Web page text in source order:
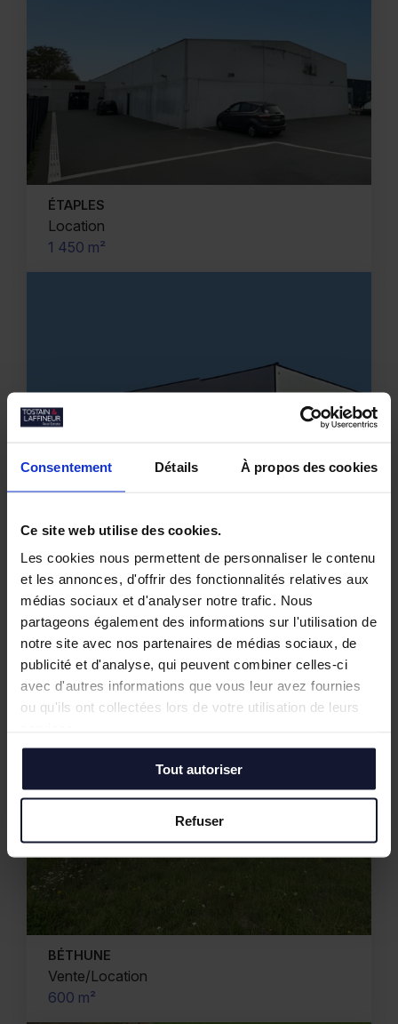
Consentement Détails À propos des cookies
Ce site web utilise des cookies.
Les cookies nous permettent de personnaliser le contenu
et les annonces, d'offrir des fonctionnalités relatives aux
médias sociaux et d'analyser notre trafic. Nous
partageons également des informations sur l'utilisation de
notre site avec nos partenaires de médias sociaux, de
publicité et d'analyse, qui peuvent combiner celles-ci
avec d'autres informations que vous leur avez fournies
ou qu'ils ont collectées lors de votre utilisation de leurs
Tout autoriser
Refuser
ÉTAPLES
Location
1 450 m²
RUITZ
Location
812 m²
BÉTHUNE
Vente/Location
600 m²